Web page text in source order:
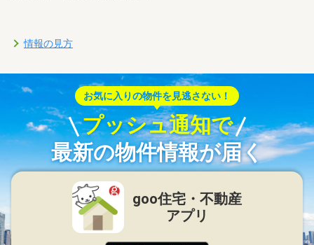
情報の見方
お気に入りの物件を見逃さない！
プッシュ通知で
最新の物件情報が届く
goo住宅・不動産
アプリ